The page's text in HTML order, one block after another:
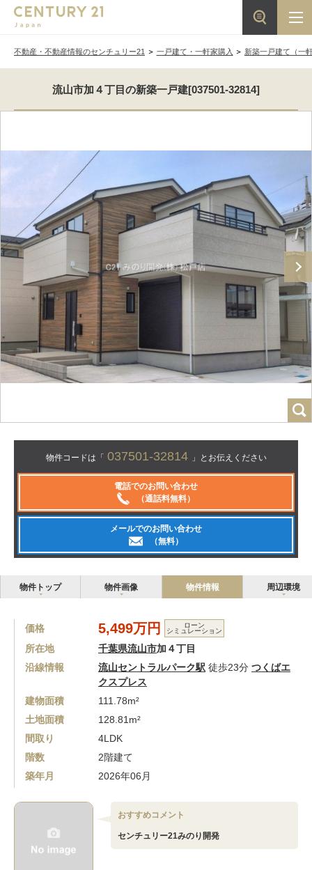
不動産・不動産情報のセンチュリー21 一戸建て・一軒家購入 新築一戸建て（一
流山市加４丁目の新築一戸建[037501-32814]
物件コードは「 037501-32814 」とお伝えください
電話でのお問い合わせ
（通話料無料）
メールでのお問い合わせ
（無料）
物件トップ 物件画像 物件情報 周辺環境
価格 5,499万円 ローン
シミュレーション
所在地 千葉県流山市加４丁目
沿線情報
流山セントラルパーク駅 徒歩23分 つくばエ
クスプレス
建物面積
111.78m²
土地面積
128.81m²
間取り
4LDK
階数
2階建て
築年月
2026年06月
おすすめコメント
センチュリー21みのり開発